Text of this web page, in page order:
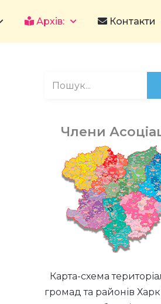
Архів: Контакти
Члени
Карта-схема
громад та районів